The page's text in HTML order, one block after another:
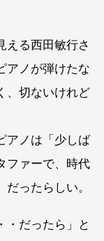
える西田敏行さ
アノが弾けたな
、切ないけれど
アノは「少しば
ファーで、時代
ったらしい。
・だったら」と